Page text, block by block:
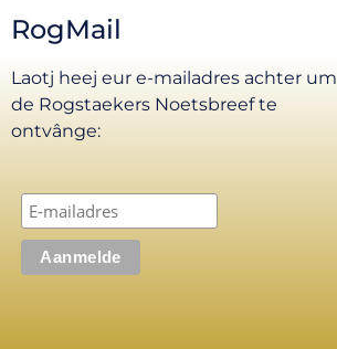
RogMail
Laotj heej eur e-mailadres achter um
de Rogstaekers Noetsbreef te
ontvânge: